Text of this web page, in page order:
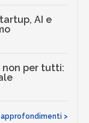
AI e
non per tutti:
>